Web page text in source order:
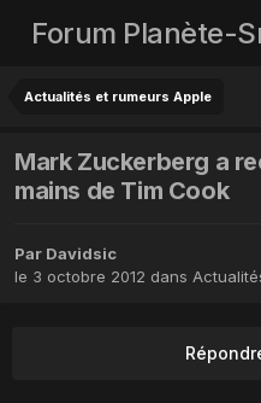
Forum Planète-
Actualités et rumeurs Apple
Mark Zuckerberg a
mains de Tim Cook
Par Davidsic
le 3 octobre 2012 dans